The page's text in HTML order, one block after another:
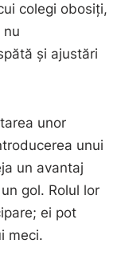
colegi obosiți,
nu
și ajustări
unor
unui
un avantaj
gol. Rolul lor
ei pot
meci.